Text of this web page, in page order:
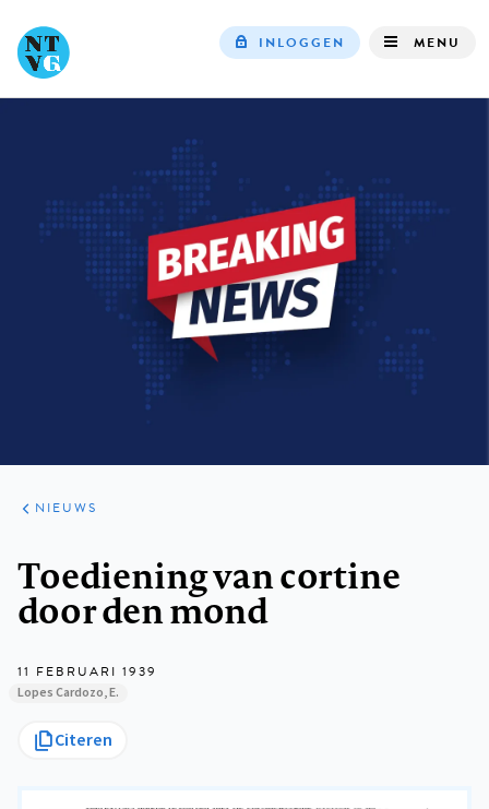
INLOGGEN MENU
ARTIKELEN
HET
KORT
NIEUWS
Toediening van cortine
door den mond
11 FEBRUARI 1939
Lopes Cardozo, E.
Citeren